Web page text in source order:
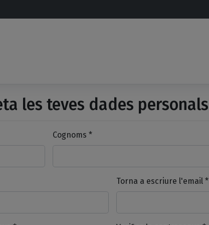
les teves dades personals
Cognoms *
Torna a escriure l'email *